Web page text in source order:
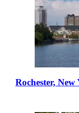
Rochester, New